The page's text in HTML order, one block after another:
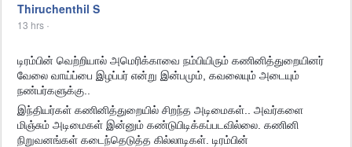
Thiruchenthil S
13 hrs ·
டிரம்பின் வெற்றியால் அமெரிக்காவை நம்பியிரும் கணினித்துறையினர்
வேலை வாய்ப்பை இழப்பர் என்று இன்பமும், கவலையும் அடையும்
நண்பர்களுக்கு..
இந்தியர்கள் கணினித்துறையில் சிறந்த அடிமைகள்.. அவர்களை
மிஞ்சும் அடிமைகள் இன்னும் கண்டுபிடிக்கப்படவில்லை. கணினி
நிறுவனங்கள் கடைந்தெடுத்த கில்லாடிகள். டிரம்பின்